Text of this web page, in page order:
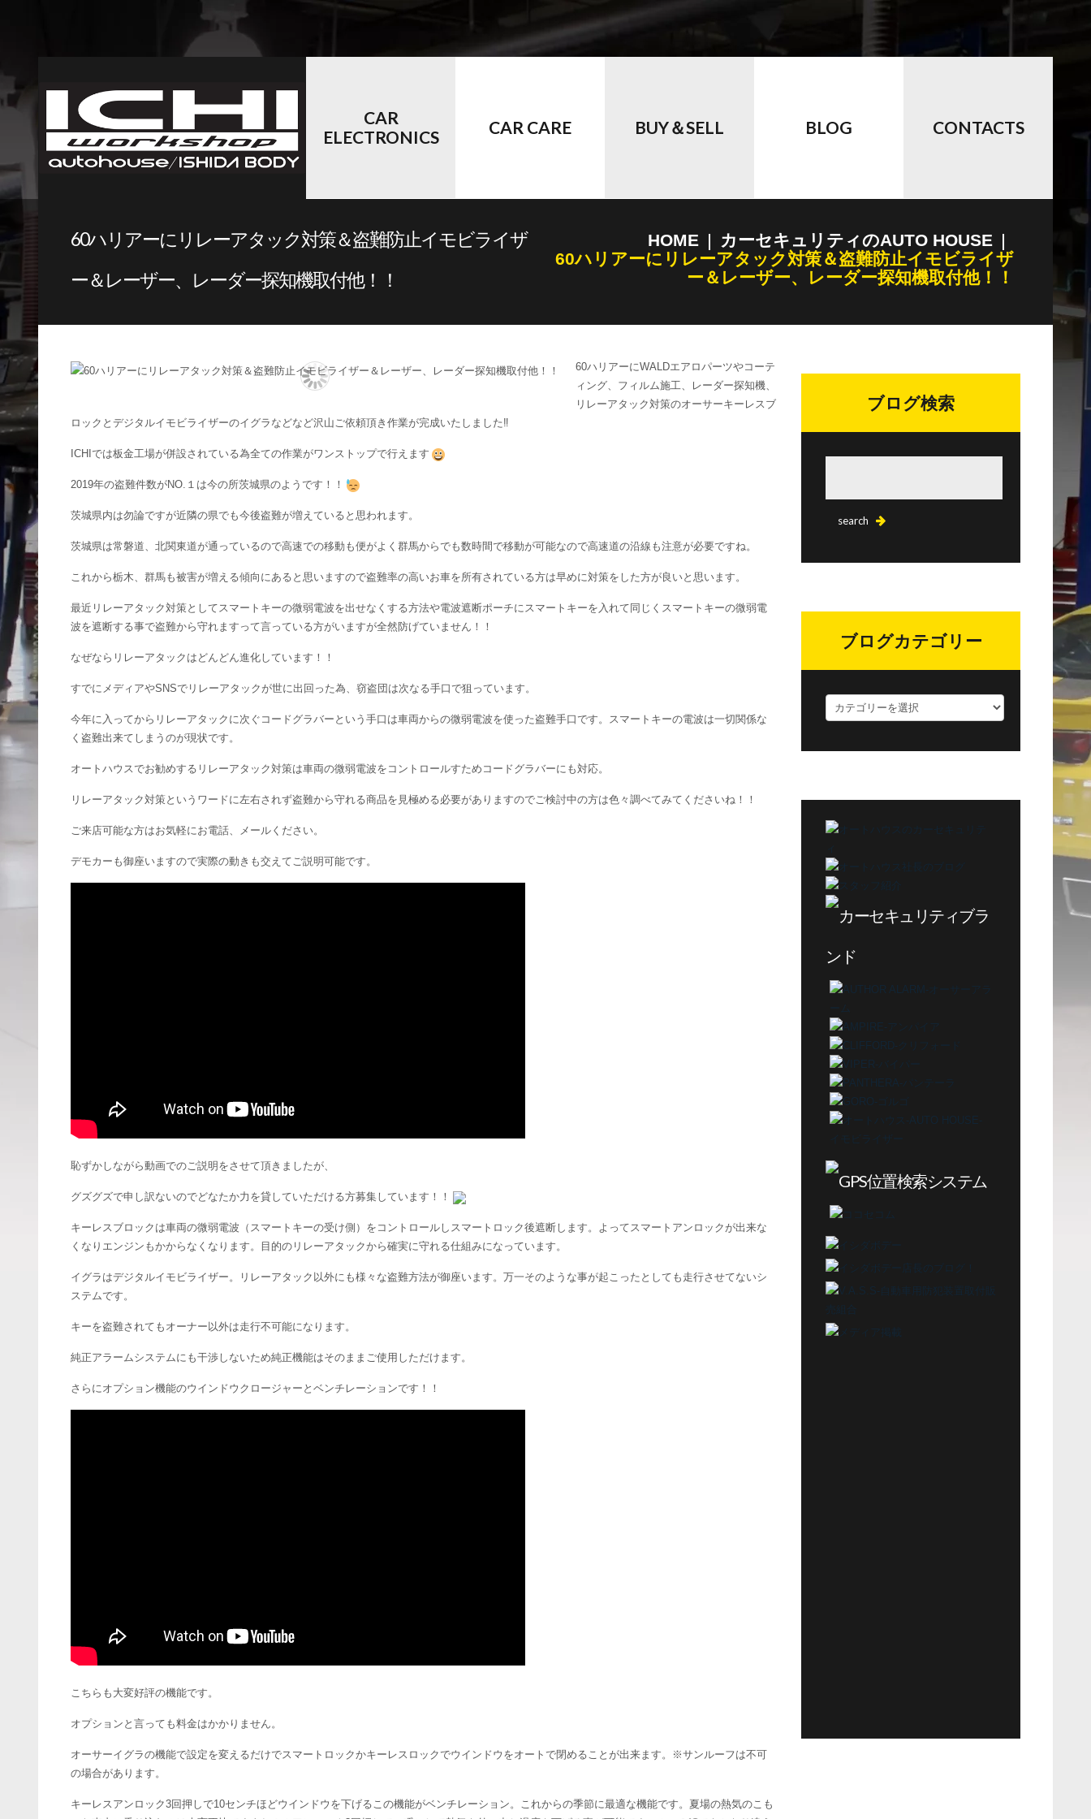
CAR
ELECTRONICS
CAR CARE BUY＆SELL BLOG CONTACTS
60ハリアーにリレーアタック対策＆盗難防止イモビライザ
ー＆レーザー、レーダー探知機取付他！！
HOME
カーセキュリティのAUTO HOUSE
60ハリアーにリレーアタック対策＆盗難防止イモビライザ
ー＆レーザー、レーダー探知機取付他！！
60ハリアーにWALDエアロパーツやコーテ
ィング、フィルム施工、レーダー探知機、
リレーアタック対策のオーサーキーレスブ
ロックとデジタルイモビライザーのイグラなどなど沢山ご依頼頂き作業が完成いたしました‼
ICHIでは板金工場が併設されている為全ての作業がワンストップで行えます
2019年の盗難件数がNO.１は今の所茨城県のようです！！
茨城県内は勿論ですが近隣の県でも今後盗難が増えていると思われます。
茨城県は常磐道、北関東道が通っているので高速での移動も便がよく群馬からでも数時間で移動が可能なので高速道の沿線も注意が必要ですね。
これから栃木、群馬も被害が増える傾向にあると思いますので盗難率の高いお車を所有されている方は早めに対策をした方が良いと思います。
最近リレーアタック対策としてスマートキーの微弱電波を出せなくする方法や電波遮断ポーチにスマートキーを入れて同じくスマートキーの微弱電
波を遮断する事で盗難から守れますって言っている方がいますが全然防げていません！！
なぜならリレーアタックはどんどん進化しています！！
すでにメディアやSNSでリレーアタックが世に出回った為、窃盗団は次なる手口で狙っています。
今年に入ってからリレーアタックに次ぐコードグラバーという手口は車両からの微弱電波を使った盗難手口です。スマートキーの電波は一切関係な
く盗難出来てしまうのが現状です。
オートハウスでお勧めするリレーアタック対策は車両の微弱電波をコントロールすためコードグラバーにも対応。
リレーアタック対策というワードに左右されず盗難から守れる商品を見極める必要がありますのでご検討中の方は色々調べてみてくださいね！！
ご来店可能な方はお気軽にお電話、メールください。
デモカーも御座いますので実際の動きも交えてご説明可能です。
恥ずかしながら動画でのご説明をさせて頂きましたが、
グズグズで申し訳ないのでどなたか力を貸していただける方募集しています！！
キーレスブロックは車両の微弱電波（スマートキーの受け側）をコントロールしスマートロック後遮断します。よってスマートアンロックが出来な
くなりエンジンもかからなくなります。目的のリレーアタックから確実に守れる仕組みになっています。
イグラはデジタルイモビライザー。リレーアタック以外にも様々な盗難方法が御座います。万一そのような事が起こったとしても走行させてないシ
ステムです。
キーを盗難されてもオーナー以外は走行不可能になります。
純正アラームシステムにも干渉しないため純正機能はそのままご使用しただけます。
さらにオプション機能のウインドウクロージャーとベンチレーションです！！
こちらも大変好評の機能です。
オプションと言っても料金はかかりません。
オーサーイグラの機能で設定を変えるだけでスマートロックかキーレスロックでウインドウをオートで閉めることが出来ます。※サンルーフは不可
の場合があります。
キーレスアンロック3回押しで10センチほどウインドウを下げるこの機能がベンチレーション。これからの季節に最適な機能です。夏場の熱気のこも
ブログ検索
ブログカテゴリー
ロ
ー